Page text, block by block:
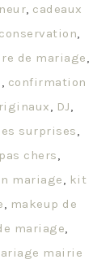
, cadeaux
,
de mariage,
, confirmation
, DJ,
surprises,
chers,
mariage, kit
, makeup de
mariage,
mairie